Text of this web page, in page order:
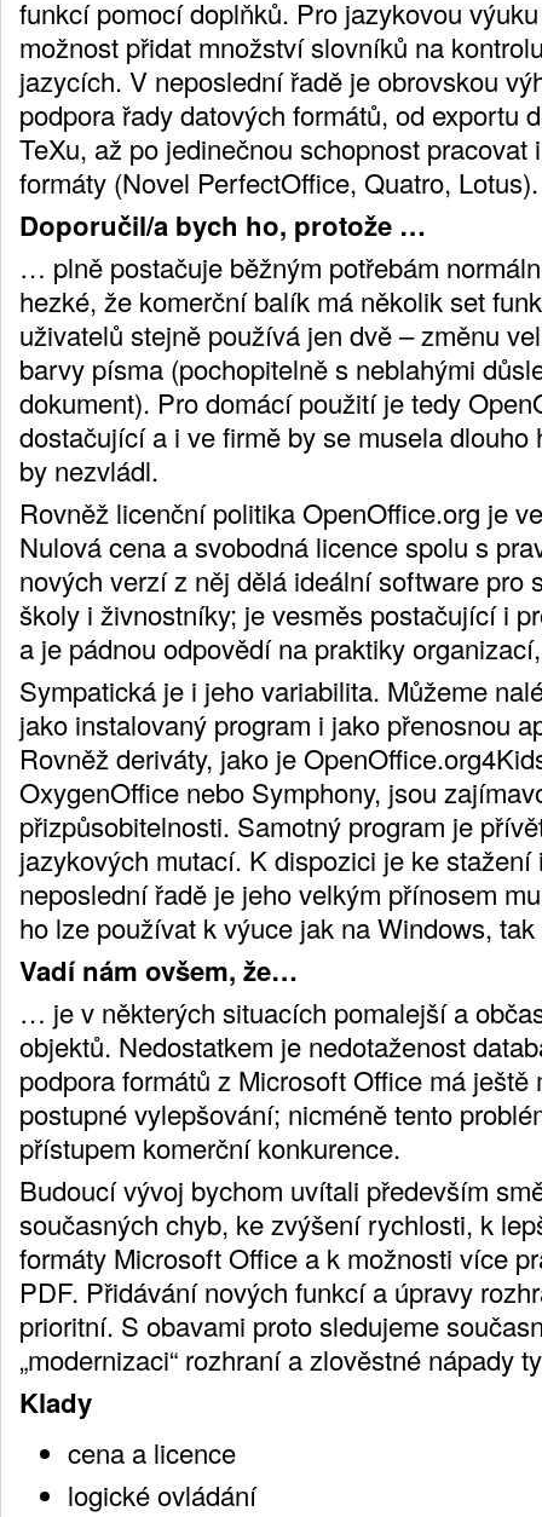
funkcí pomocí doplňků. Pro jazykovou
možnost přidat množství slovníků na
jazycích. V neposlední řadě je obrovskou
podpora řady datových formátů, od exportu
TeXu, až po jedinečnou schopnost pracovat
formáty (Novel PerfectOffice, Quatro, Lotus).
Doporučil/a bych ho, protože …
… plně postačuje běžným potřebám
hezké, že komerční balík má několik set
uživatelů stejně používá jen dvě – změnu
barvy písma (pochopitelně s neblahými
dokument). Pro domácí použití je tedy
dostačující a i ve firmě by se musela dlouho
by nezvládl.
Rovněž licenční politika OpenOffice.org je
Nulová cena a svobodná licence spolu s
nových verzí z něj dělá ideální software pro
školy i živnostníky; je vesměs postačující i
a je pádnou odpovědí na praktiky
Sympatická je i jeho variabilita. Můžeme
jako instalovaný program i jako přenosnou
Rovněž deriváty, jako je
OxygenOffice nebo Symphony, jsou
přizpůsobitelnosti. Samotný program je
jazykových mutací. K dispozici je ke stažení
neposlední řadě je jeho velkým přínosem
ho lze používat k výuce jak na Windows,
Vadí nám ovšem, že…
… je v některých situacích pomalejší a
objektů. Nedostatkem je nedotaženost
podpora formátů z Microsoft Office má ještě
postupné vylepšování; nicméně tento
přístupem komerční konkurence.
Budoucí vývoj bychom uvítali především
současných chyb, ke zvýšení rychlosti, k
formáty Microsoft Office a k možnosti více
PDF. Přidávání nových funkcí a úpravy
prioritní. S obavami proto sledujeme
„modernizaci“ rozhraní a zlověstné nápady
Klady
cena a licence
logické ovládání